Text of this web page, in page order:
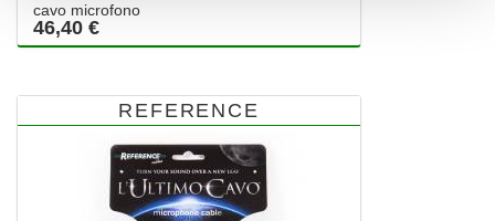
cavo microfono
46,40 €
REFERENCE